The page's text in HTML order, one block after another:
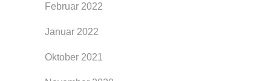
Februar 2022
Januar 2022
Oktober 2021